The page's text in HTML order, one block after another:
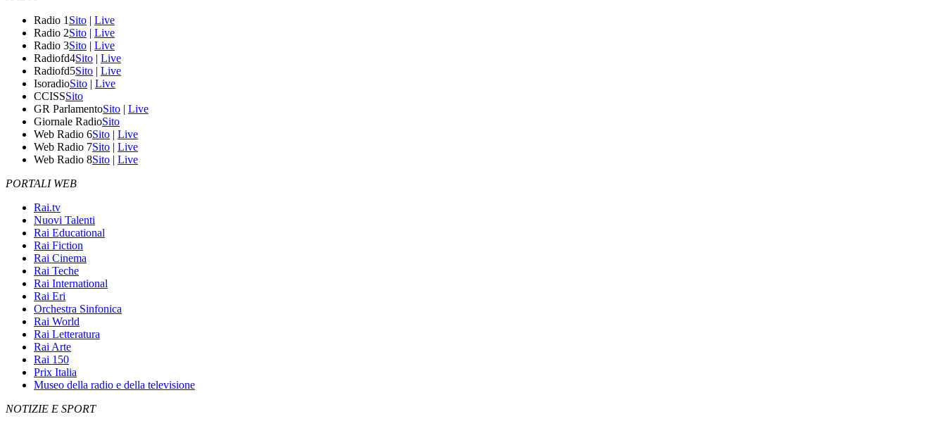
Radio 1 Sito | Live
Radio 2Sito | Live
Radio 3Sito | Live
Radiofd4Sito | Live
Radiofd5Sito | Live
IsoradioSito | Live
CCISSSito
GR ParlamentoSito | Live
Giornale RadioSito
Web Radio 6Sito | Live
Web Radio 7Sito | Live
Web Radio 8Sito | Live
PORTALI WEB
Rai.tv
Nuovi Talenti
Rai Educational
Rai Fiction
Rai Cinema
Rai Teche
Rai International
Rai Eri
Orchestra Sinfonica
Rai World
Rai Letteratura
Rai Arte
Rai 150
Prix Italia
Museo della radio e della televisione
NOTIZIE E SPORT